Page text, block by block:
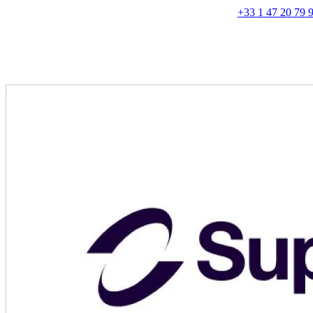
+33 1 47 20 79